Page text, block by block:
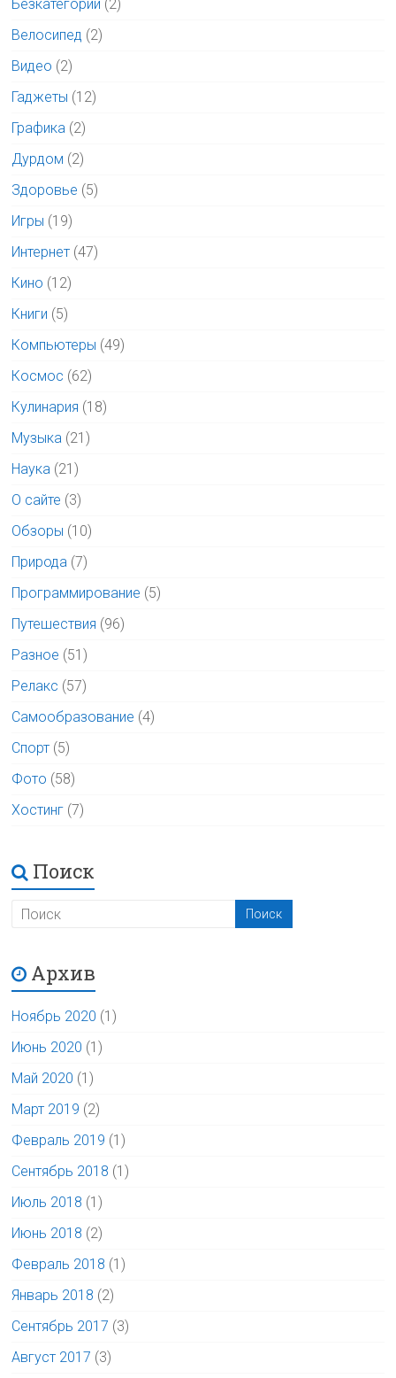
Безкатегории (2)
Велосипед (2)
Видео (2)
Гаджеты (12)
Графика (2)
Дурдом (2)
Здоровье (5)
Игры (19)
Интернет (47)
Кино (12)
Книги (5)
Компьютеры (49)
Космос (62)
Кулинария (18)
Музыка (21)
Наука (21)
О сайте (3)
Обзоры (10)
Природа (7)
Программирование (5)
Путешествия (96)
Разное (51)
Релакс (57)
Самообразование (4)
Спорт (5)
Фото (58)
Хостинг (7)
Поиск
Архив
Ноябрь 2020 (1)
Июнь 2020 (1)
Май 2020 (1)
Март 2019 (2)
Февраль 2019 (1)
Сентябрь 2018 (1)
Июль 2018 (1)
Июнь 2018 (2)
Февраль 2018 (1)
Январь 2018 (2)
Сентябрь 2017 (3)
Август 2017 (3)